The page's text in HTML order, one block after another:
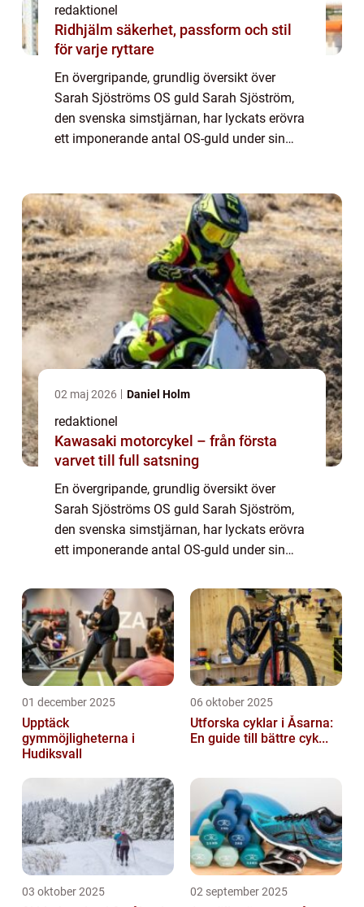
redaktionel
Ridhjälm säkerhet, passform och stil
för varje ryttare
En övergripande, grundlig översikt över
Sarah Sjöströms OS guld Sarah Sjöström,
den svenska simstjärnan, har lyckats erövra
ett imponerande antal OS-guld under sin
främs...
02 maj 2026 Daniel Holm
redaktionel
Kawasaki motorcykel – från första
varvet till full satsning
En övergripande, grundlig översikt över
Sarah Sjöströms OS guld Sarah Sjöström,
den svenska simstjärnan, har lyckats erövra
ett imponerande antal OS-guld under sin
beslutsamhet har hon blivit en av världens
främs...
01 december 2025
Upptäck
gymmöjligheterna i
Hudiksvall
06 oktober 2025
Utforska cyklar i Åsarna:
En guide till bättre cyk...
03 oktober 2025 02 september 2025